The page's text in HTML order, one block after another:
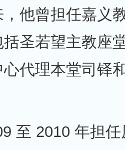
，他曾担任嘉义
圣若望主教座
代理本堂司铎
至 2010 年担